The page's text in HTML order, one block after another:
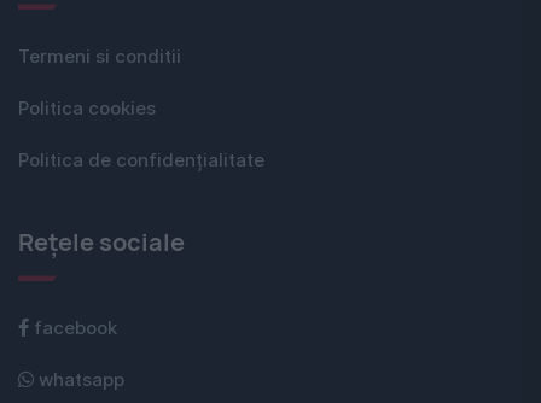
Termeni si conditii
Politica cookies
Politica de confidențialitate
Rețele sociale
facebook
whatsapp